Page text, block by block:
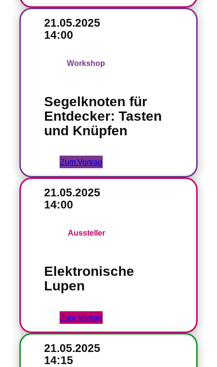
21.05.2025
14:00
Workshop
Segelknoten für
Entdecker: Tasten
und Knüpfen
Zum Vortrag
21.05.2025
14:00
Aussteller
Elektronische
Lupen
Zum Vortrag
21.05.2025
14:15